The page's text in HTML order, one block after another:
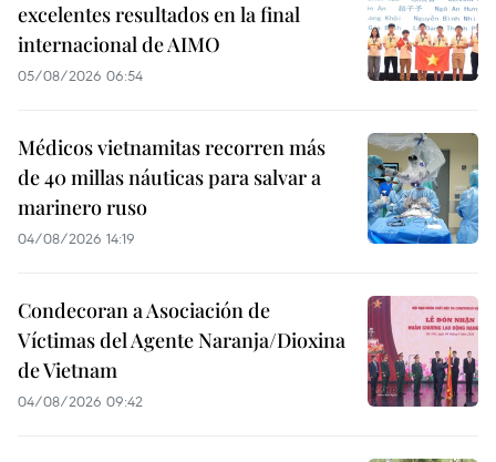
excelentes resultados en la final
internacional de AIMO
05/08/2026 06:54
Médicos vietnamitas recorren más
de 40 millas náuticas para salvar a
marinero ruso
04/08/2026 14:19
Condecoran a Asociación de
Víctimas del Agente Naranja/Dioxina
de Vietnam
04/08/2026 09:42